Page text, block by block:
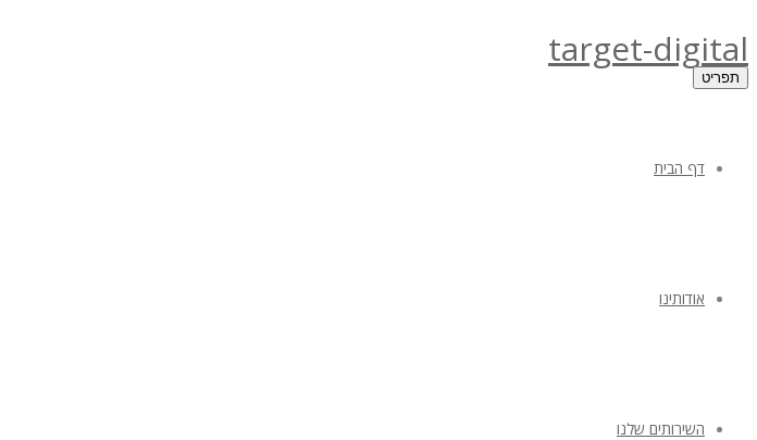
target-digital
תפריט
דף הבית
אודותינו
השירותים שלנו